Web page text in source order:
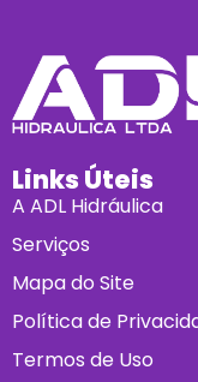
Links Úteis
A ADL Hidráulica
Serviços
Mapa do Site
Política de
Termos de Uso